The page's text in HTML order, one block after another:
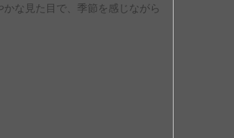
な見た目で、季節を感じながら